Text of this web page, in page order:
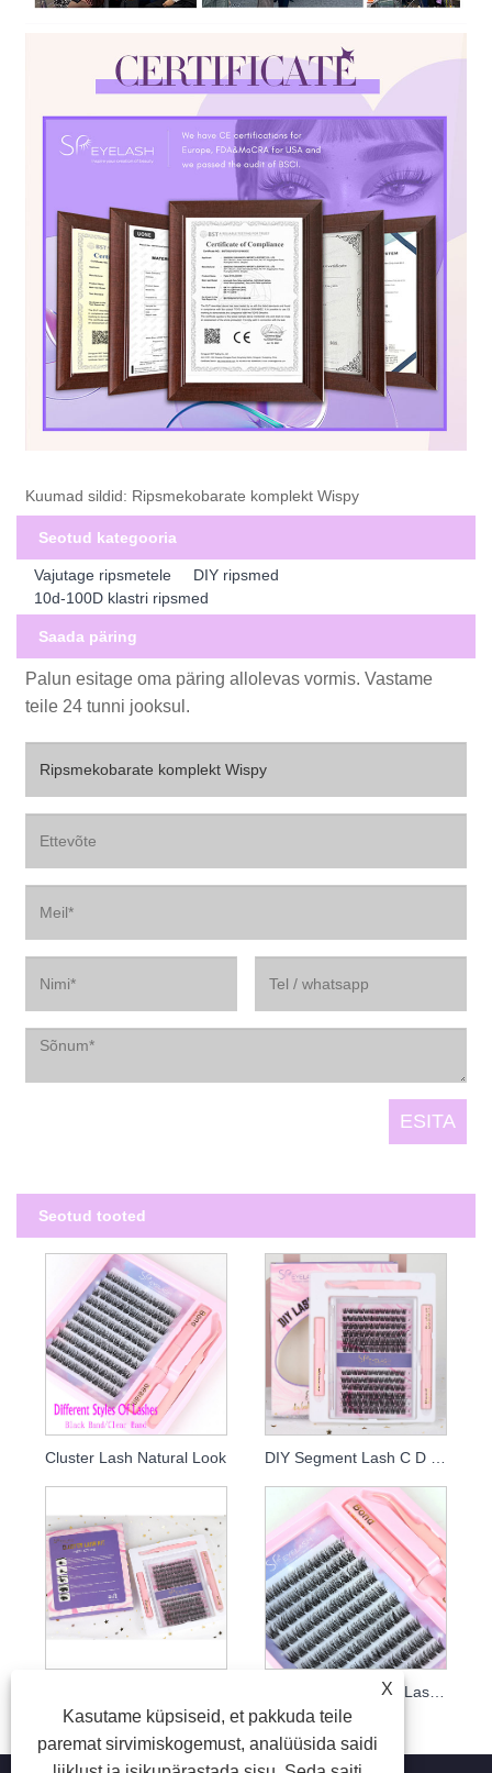
Kuumad sildid: Ripsmekobarate komplekt Wispy
Seotud kategooria
Vajutage ripsmetele
DIY ripsmed
10d-100D klastri ripsmed
Saada päring
Palun esitage oma päring allolevas vormis. Vastame
teile 24 tunni jooksul.
Seotud tooted
Cluster Lash Natural Look
X
Kasutame küpsiseid, et pakkuda teile
paremat sirvimiskogemust, analüüsida saidi